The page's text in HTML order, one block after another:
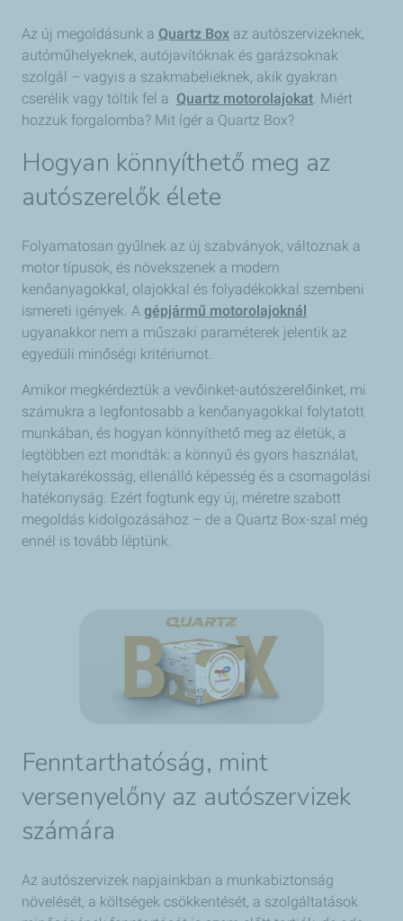
Az új megoldásunk a Quartz Box az autószervizeknek,
autóműhelyeknek, autójavítóknak és garázsoknak
szolgál – vagyis a szakmabelieknek, akik gyakran
cserélik vagy töltik fel a Quartz motorolajokat. Miért
hozzuk forgalomba? Mit ígér a Quartz Box?
Hogyan könnyíthető meg az
autószerelők élete
Folyamatosan gyűlnek az új szabványok, változnak a
motor típusok, és növekszenek a modern
kenőanyagokkal, olajokkal és folyadékokkal szembeni
ismereti igények. A gépjármű motorolajoknál
ugyanakkor nem a műszaki paraméterek jelentik az
egyedüli minőségi kritériumot.
Amikor megkérdeztük a vevőinket-autószerelőinket, mi
számukra a legfontosabb a kenőanyagokkal folytatott
munkában, és hogyan könnyíthető meg az életük, a
legtöbben ezt mondták: a könnyű és gyors használat,
helytakarékosság, ellenálló képesség és a csomagolási
hatékonyság. Ezért fogtunk egy új, méretre szabott
megoldás kidolgozásához – de a Quartz Box-szal még
ennél is tovább léptünk.
Fenntarthatóság, mint
versenyelőny az autószervizek
számára
Az autószervizek napjainkban a munkabiztonság
növelését, a költségek csökkentését, a szolgáltatások